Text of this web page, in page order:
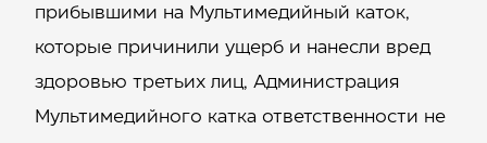
прибывшими на Мультимедийный каток,
которые причинили ущерб и нанесли вред
здоровью третьих лиц, Администрация
Мультимедийного катка ответственности не